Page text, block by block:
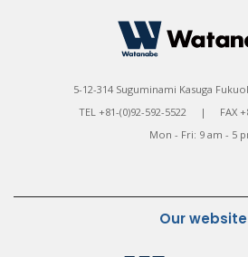
5-12-314 Suguminami Kasuga
TEL +81-(0)92-592-5522 | FAX
Mon - Fri: 9 am - 5
Our website